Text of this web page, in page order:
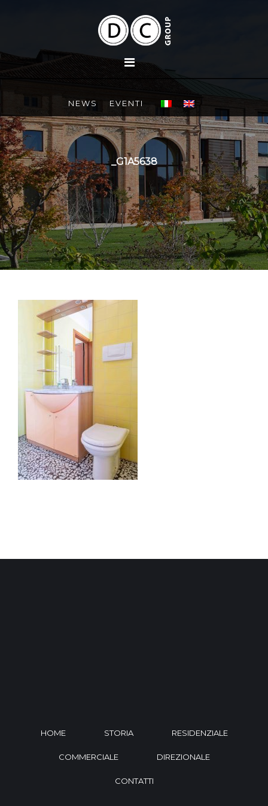
NEWS EVENTI
_G1A5638
HOME STORIA RESIDENZIALE
COMMERCIALE DIREZIONALE
CONTATTI